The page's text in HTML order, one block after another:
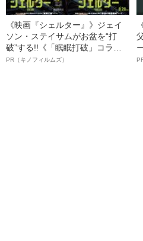
《映画『シェルター』》ジェイ
ソン・ステイサムがお盆を“打
破”する!!《「眠眠打破」コラ
ボ》
PR（キノフィルムズ）